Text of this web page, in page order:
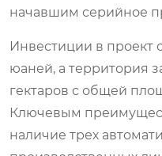
начавшим серийное
Инвестиции в проект
юаней, а территория
гектаров с общей
Ключевым
наличие трех